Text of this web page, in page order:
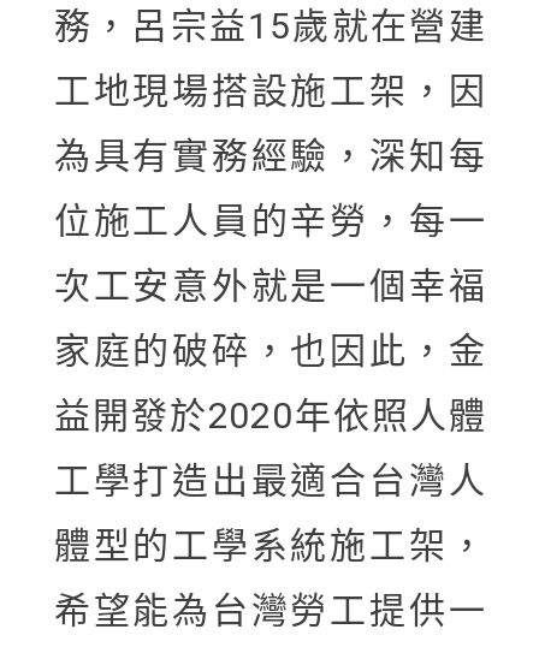
務，呂宗益15歲就在營建
工地現場搭設施工架，因
為具有實務經驗，深知每
位施工人員的辛勞，每一
次工安意外就是一個幸福
家庭的破碎，也因此，金
益開發於2020年依照人體
工學打造出最適合台灣人
體型的工學系統施工架，
希望能為台灣勞工提供一